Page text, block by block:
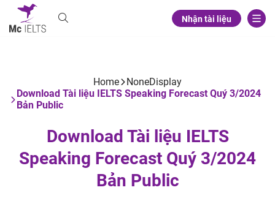
Nhận tài liệu
Home
NoneDisplay
Download Tài liệu IELTS Speaking Forecast Quý 3/2024
Bản Public
Download Tài liệu IELTS
Speaking Forecast Quý 3/2024
Bản Public